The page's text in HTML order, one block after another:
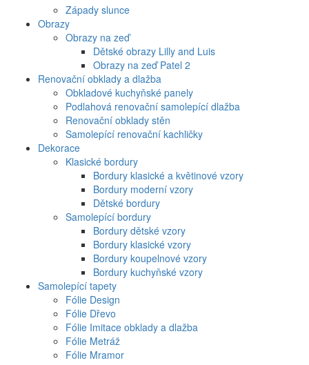
Západy slunce
Obrazy
Obrazy na zeď
Dětské obrazy Lilly and Luis
Obrazy na zeď Patel 2
Renovační obklady a dlažba
Obkladové kuchyňské panely
Podlahová renovační samolepící dlažba
Renovační obklady stěn
Samolepící renovační kachličky
Dekorace
Klasické bordury
Bordury klasické a květinové vzory
Bordury moderní vzory
Dětské bordury
Samolepící bordury
Bordury dětské vzory
Bordury klasické vzory
Bordury koupelnové vzory
Bordury kuchyňské vzory
Samolepící tapety
Fólie Design
Fólie Dřevo
Fólie Imitace obklady a dlažba
Fólie Metráž
Fólie Mramor